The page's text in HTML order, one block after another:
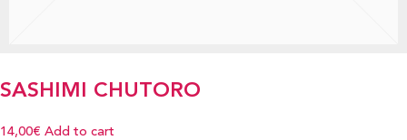
SASHIMI CHUTORO
14,00€ Add to cart